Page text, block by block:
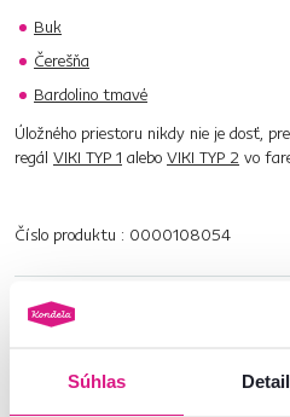
Súhlas
Buk
Čerešňa
Bardolino tmavé
Úložného priestoru nikdy nie je dosť,
regál VIKI TYP 1 alebo VIKI TYP 2 vo
Číslo produktu : 0000108054
Základné parametre
Rozmery a špecifikácie